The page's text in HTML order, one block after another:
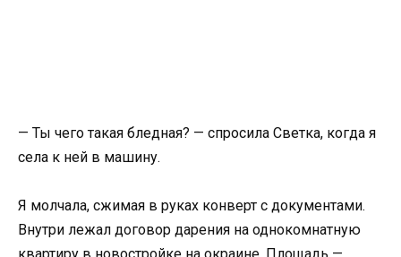
— Ты чего такая бледная? — спросила Светка, когда я
села к ней в машину.
Я молчала, сжимая в руках конверт с документами.
Внутри лежал договор дарения на однокомнатную